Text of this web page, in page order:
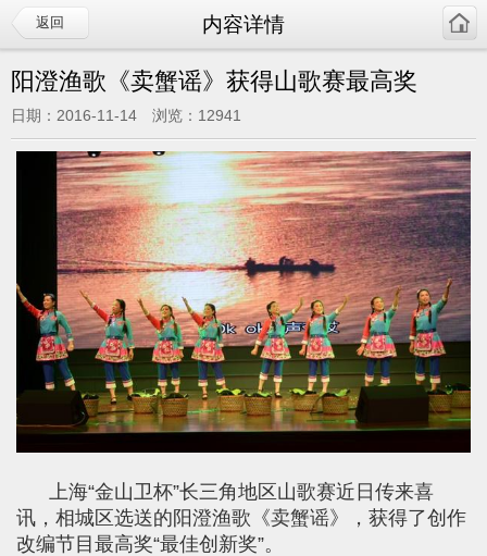
内容详情
返回
阳澄渔歌《卖蟹谣》获得山歌赛最高奖
日期：2016-11-14 浏览：12941
上海“金山卫杯”长三角地区山歌赛近日传来喜
讯，相城区选送的阳澄渔歌《卖蟹谣》，获得了创作
改编节目最高奖“最佳创新奖”。